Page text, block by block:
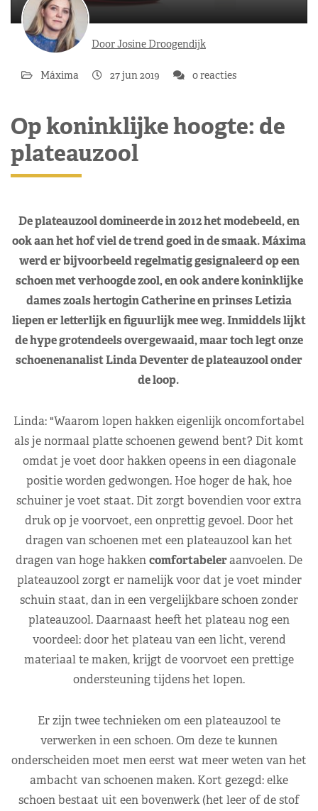
Door Josine Droogendijk
Máxima 27 jun 2019 0 reacties
Op koninklijke hoogte: de
plateauzool
De plateauzool domineerde in 2012 het modebeeld, en
ook aan het hof viel de trend goed in de smaak. Máxima
werd er bijvoorbeeld regelmatig gesignaleerd op een
schoen met verhoogde zool, en ook andere koninklijke
dames zoals hertogin Catherine en prinses Letizia
liepen er letterlijk en figuurlijk mee weg. Inmiddels lijkt
de hype grotendeels overgewaaid, maar toch legt onze
schoenenanalist Linda Deventer de plateauzool onder
de loop.
Linda: "Waarom lopen hakken eigenlijk oncomfortabel
als je normaal platte schoenen gewend bent? Dit komt
omdat je voet door hakken opeens in een diagonale
positie worden gedwongen. Hoe hoger de hak, hoe
schuiner je voet staat. Dit zorgt bovendien voor extra
druk op je voorvoet, een onprettig gevoel. Door het
dragen van schoenen met een plateauzool kan het
dragen van hoge hakkencomfortabeleraanvoelen. De
plateauzool zorgt er namelijk voor dat je voet minder
schuin staat, dan in een vergelijkbare schoen zonder
plateauzool. Daarnaast heeft het plateau nog een
voordeel: door het plateau van een licht, verend
materiaal te maken, krijgt de voorvoet een prettige
ondersteuning tijdens het lopen.
Er zijn twee technieken om een plateauzool te
verwerken in een schoen. Om deze te kunnen
onderscheiden moet men eerst wat meer weten van het
ambacht van schoenen maken. Kort gezegd: elke
schoen bestaat uit een bovenwerk (het leer of de stof